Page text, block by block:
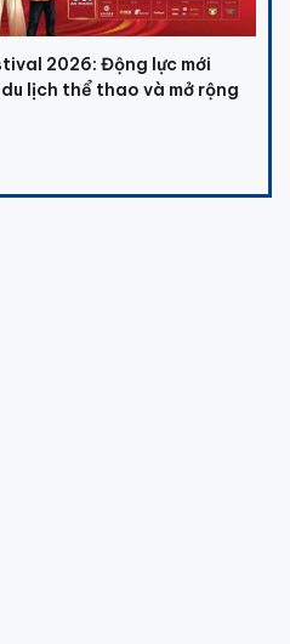
2026: Động lực mới
lịch thể thao và mở rộng